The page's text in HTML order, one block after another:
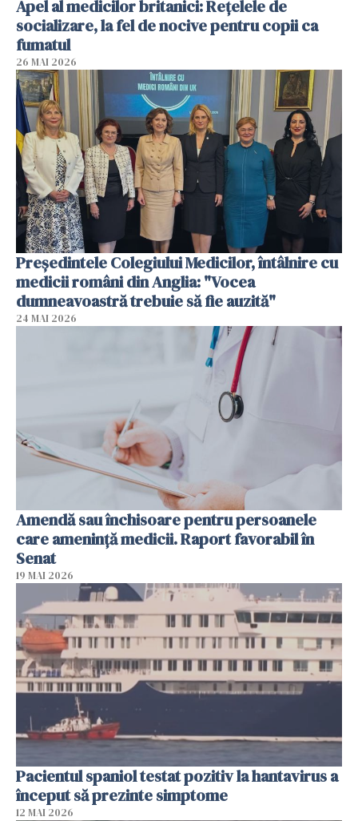
Apel al medicilor britanici: Reţelele de
socializare, la fel de nocive pentru copii ca
fumatul
26 MAI 2026
Președintele Colegiului Medicilor, întâlnire cu
medicii români din Anglia: "Vocea
dumneavoastră trebuie să fie auzită"
24 MAI 2026
Amendă sau închisoare pentru persoanele
care ameninţă medicii. Raport favorabil în
Senat
19 MAI 2026
Pacientul spaniol testat pozitiv la hantavirus a
început să prezinte simptome
12 MAI 2026